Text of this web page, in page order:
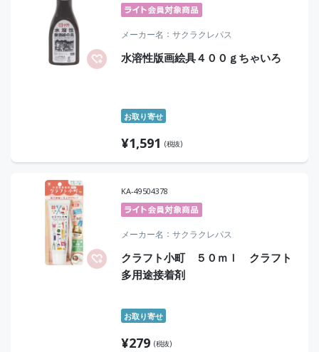
メーカー名 サクラクレパス
水溶性版画絵具４００ｇちゃいろ
お取り寄せ
¥1,591 (税抜)
KA-49504378
メーカー名 サクラクレパス
クラフト小町 ５０ｍｌ クラフト
多用途接着剤
お取り寄せ
¥279 (税抜)